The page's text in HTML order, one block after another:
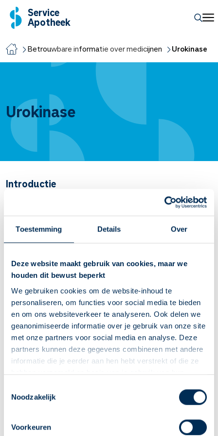
Toestemming Details Over
Deze website maakt gebruik van cookies, maar we
houden dit bewust beperkt
We gebruiken cookies om de website-inhoud te
personaliseren, om functies voor social media te bieden
en om ons websiteverkeer te analyseren. Ook delen we
geanonimiseerde informatie over je gebruik van onze site
met onze partners voor social media en analyse. Deze
partners kunnen deze gegevens combineren met andere
informatie die je eerder aan hen hebt verstrekt of die ze
hebben verzameld op basis van je gebruik van hun
zorgvuldig om met je gegevens.
Noodzakelijk
Voorkeuren
Deze Service Apotheek staat nu ingesteld als jouw
"Mijn apotheek" menu. Heb je een andere
Service
Apotheek
Betrouwbare informatie over medicijnen Urokinase
Urokinase
Introductie
Urokinase wordt gebruikt om bloedstolsels op te lossen.
Artsen schrijven het voor bijtrombose(trombosebeen en
longembolie).
Ook wordt het voorgeschreven bij verstopping van de shunt
nierziekte .
Belangrijk om te weten over Urokinase
Urokinase lost bloedstolsels op.
Het wordt gebruikt bij trombose (trombosebeen en
U krijgt het infuus in het ziekenhuis.
Bloedingen komen voor. U krijgt dan sneller blauwe
plekken of een inwendige bloeding.
Lees meer op apotheek.nl